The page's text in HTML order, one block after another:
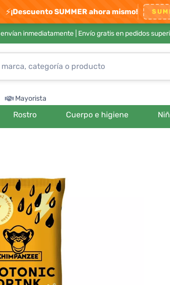
⚡¡Descuento SUMMER ahora mismo!
inmediatamente | Envío gratis en pedidos
Mayorista
Rostro Cuerpo e higiene